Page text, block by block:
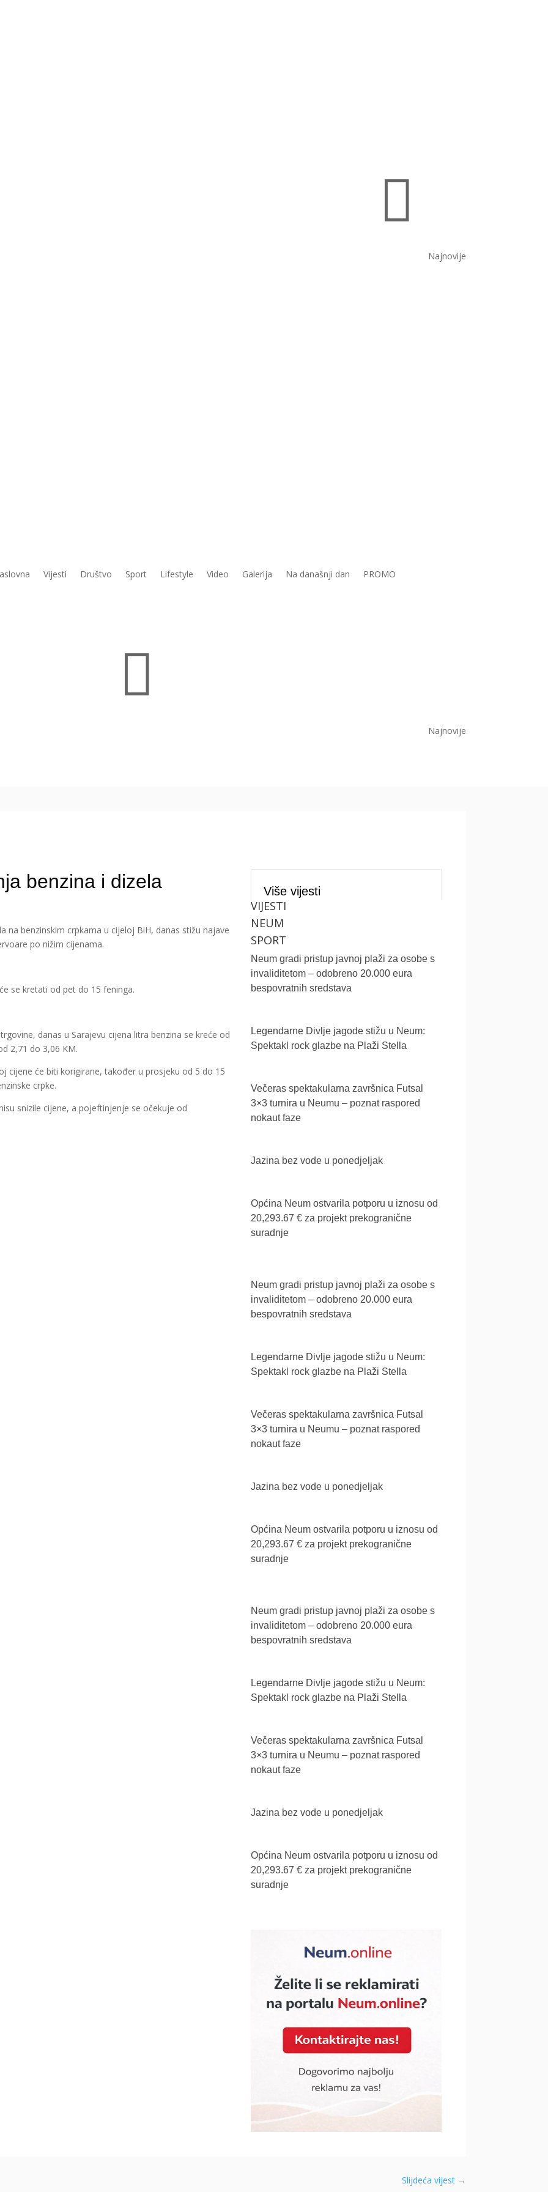

Najnovije
Vijesti Društvo Sport Lifestyle Video Galerija Na današnji dan PROMO

Najnovije
benzina i dizela
na benzinskim crpkama u cijeloj BiH, danas stižu najave
po nižim cijenama.
se kretati od pet do 15 feninga.
danas u Sarajevu cijena litra benzina se kreće od
2,71 do 3,06 KM.
cijene će biti korigirane, također u prosjeku od 5 do 15
crpke.
snizile cijene, a pojeftinjenje se očekuje od
Više vijesti
VIJESTI
NEUM
SPORT
Neum gradi pristup javnoj plaži za osobe s
invaliditetom – odobreno 20.000 eura
bespovratnih sredstava
Legendarne Divlje jagode stižu u Neum:
Spektakl rock glazbe na Plaži Stella
Večeras spektakularna završnica Futsal
3×3 turnira u Neumu – poznat raspored
nokaut faze
Jazina bez vode u ponedjeljak
Općina Neum ostvarila potporu u iznosu od
20,293.67 € za projekt prekogranične
suradnje
Neum gradi pristup javnoj plaži za osobe s
invaliditetom – odobreno 20.000 eura
bespovratnih sredstava
Legendarne Divlje jagode stižu u Neum:
Spektakl rock glazbe na Plaži Stella
Večeras spektakularna završnica Futsal
3×3 turnira u Neumu – poznat raspored
nokaut faze
Jazina bez vode u ponedjeljak
Općina Neum ostvarila potporu u iznosu od
20,293.67 € za projekt prekogranične
suradnje
Neum gradi pristup javnoj plaži za osobe s
invaliditetom – odobreno 20.000 eura
bespovratnih sredstava
Legendarne Divlje jagode stižu u Neum:
Spektakl rock glazbe na Plaži Stella
Večeras spektakularna završnica Futsal
3×3 turnira u Neumu – poznat raspored
nokaut faze
Jazina bez vode u ponedjeljak
Općina Neum ostvarila potporu u iznosu od
20,293.67 € za projekt prekogranične
suradnje
Slijdeća vijest→